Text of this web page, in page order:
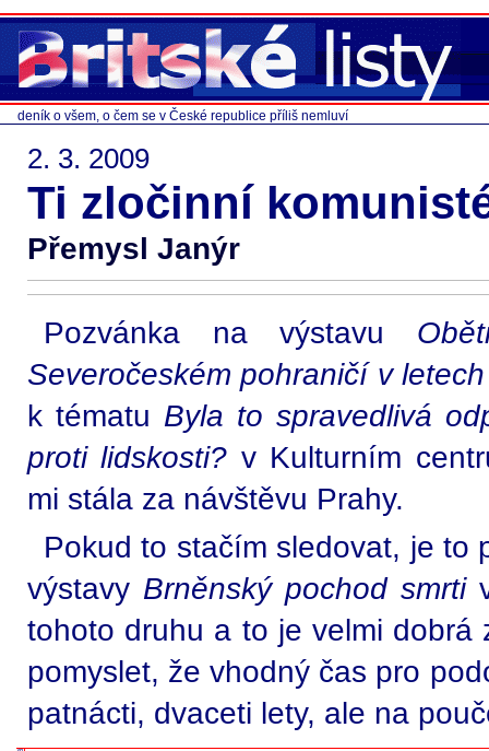
deník o všem, o čem se v České republice příliš nemluví
2. 3. 2009
Ti zločinní
Přemysl Janýr
Pozvánka na výstavu
Severočeském pohraničí v
k tématu Byla to spravedlivá
proti lidskosti? v Kulturním
mi stála za návštěvu Prahy.
Pokud to stačím sledovat, je to
výstavy Brněnský pochod smrti
tohoto druhu a to je velmi dobrá
pomyslet, že vhodný čas pro
patnácti, dvaceti lety, ale na